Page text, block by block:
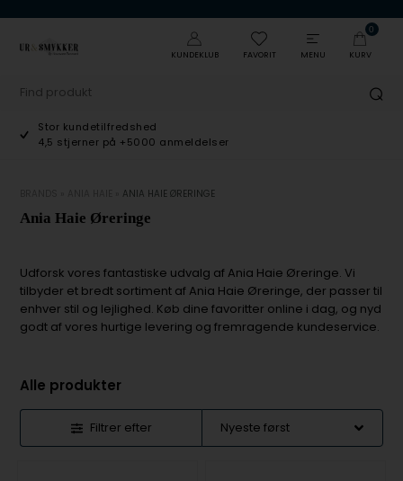
KUNDEKLUB FAVORIT MENU
0
KURV
Stor kundetilfredshed
4,5 stjerner på +5000 anmeldelser
ANIA HAIE ØRERINGE
Ania Haie Øreringe
Udforsk vores fantastiske udvalg af Ania Haie Øreringe. Vi
tilbyder et bredt sortiment af Ania Haie Øreringe, der passer til
enhver stil og lejlighed. Køb dine favoritter online i dag, og nyd
godt af vores hurtige levering og fremragende kundeservice.
Alle produkter
Filtrer efter